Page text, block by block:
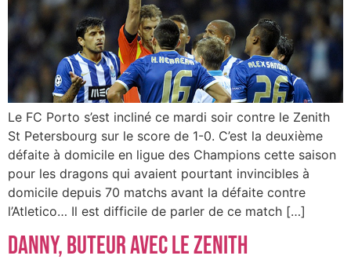
Le FC Porto s’est incliné ce mardi soir contre le Zenith
St Petersbourg sur le score de 1-0. C’est la deuxième
défaite à domicile en ligue des Champions cette saison
pour les dragons qui avaient pourtant invincibles à
domicile depuis 70 matchs avant la défaite contre
l’Atletico… Il est difficile de parler de ce match […]
Danny, buteur avec le Zenith